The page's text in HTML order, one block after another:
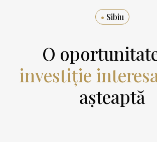
• Sibiu
O
investiție
așteaptă